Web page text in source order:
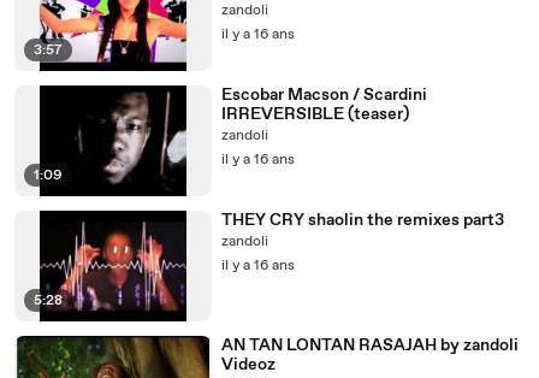
3:57
zandoli
il y a 16 ans
1:09
Escobar Macson / Scardini
IRREVERSIBLE (teaser)
zandoli
il y a 16 ans
5:28
THEY CRY shaolin the remixes part3
zandoli
il y a 16 ans
AN TAN LONTAN RASAJAH by zandoli
Videoz